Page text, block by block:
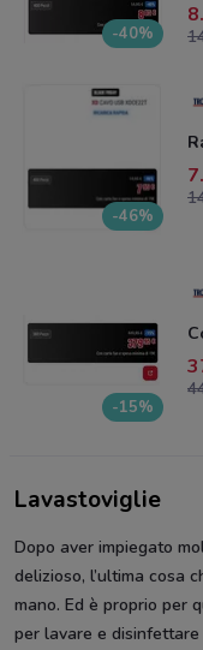
-40%
-46%
-15%
Lavastoviglie
Dopo aver impiegato
delizioso, l’ultima cosa
mano. Ed è proprio per
per lavare e